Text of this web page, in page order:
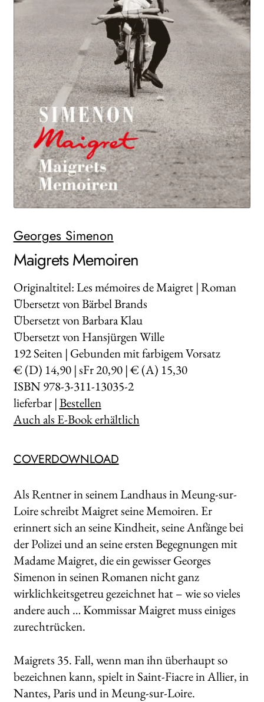
WEITERE VERLAGE
Search:
Georges Simenon
Maigrets Memoiren
Originaltitel: Les mémoires de Maigret | Roman
Übersetzt von Bärbel Brands
Übersetzt von Barbara Klau
Übersetzt von Hansjürgen Wille
192Seiten | Gebunden mit farbigem Vorsatz
€ (D) 14,90 | sFr 20,90 | € (A) 15,30
ISBN 978-3-311-13035-2
lieferbar |Bestellen
Auch als E-Book erhältlich
COVERDOWNLOAD
Als Rentner in seinem Landhaus in Meung-sur-
Loire schreibt Maigret seine Memoiren. Er
erinnert sich an seine Kindheit, seine Anfänge bei
der Polizei und an seine ersten Begegnungen mit
Madame Maigret, die ein gewisser Georges
Simenon in seinen Romanen nicht ganz
wirklichkeitsgetreu gezeichnet hat – wie so vieles
andere auch … Kommissar Maigret muss einiges
zurechtrücken.
Maigrets 35. Fall, wenn man ihn überhaupt so
bezeichnen kann, spielt in Saint-Fiacre in Allier, in
Nantes, Paris und in Meung-sur-Loire.